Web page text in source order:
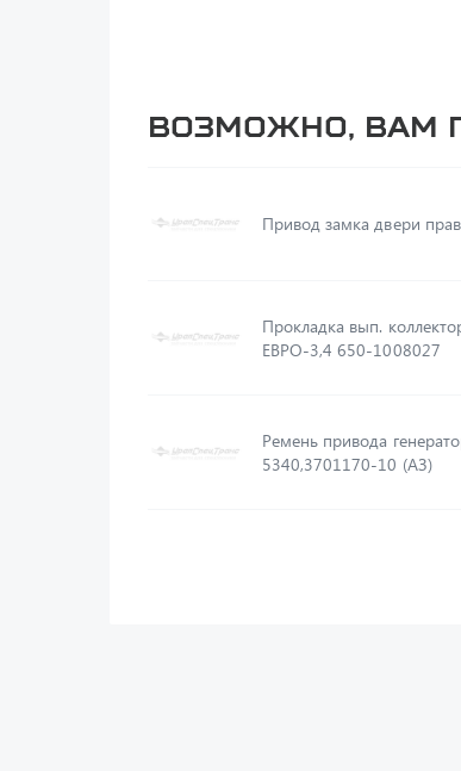
Возможно, вам
Привод замка двери
Прокладка вып.
ЕВРО-3,4 650-1008027
Ремень привода
5340,3701170-10 (АЗ)